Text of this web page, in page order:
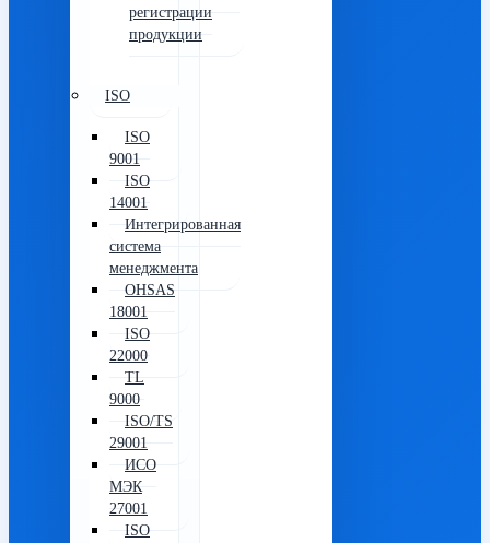
регистрации
продукции
ISO
ISO
9001
ISO
14001
Интегрированная
система
менеджмента
OHSAS
18001
ISO
22000
TL
9000
ISO/TS
29001
ИСО
МЭК
27001
ISO